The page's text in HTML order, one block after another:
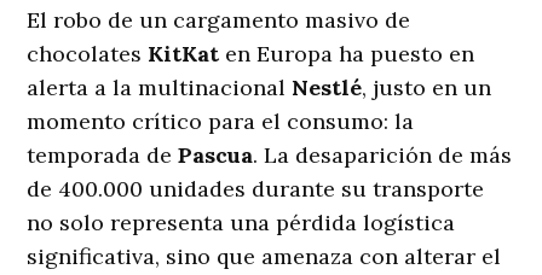
El robo de un cargamento masivo de
chocolates KitKat en Europa ha puesto en
alerta a la multinacional Nestlé, justo en un
momento crítico para el consumo: la
temporada dePascua. La desaparición de más
de 400.000 unidades durante su transporte
no solo representa una pérdida logística
significativa, sino que amenaza con alterar el